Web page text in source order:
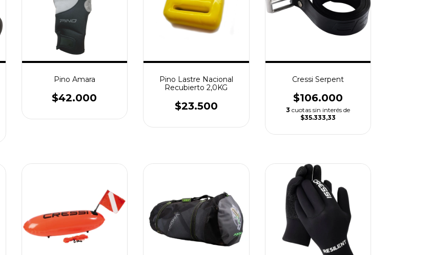
Pino Amara
$42.000
Pino Lastre Nacional
Recubierto 2,0KG
$23.500
Cressi Serpent
$106.000
3 cuotas sin interés de
$35.333,33